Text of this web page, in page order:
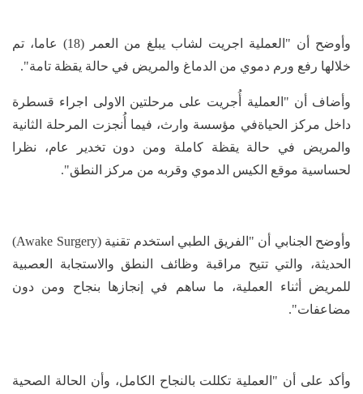
‏وأوضح أن "العملية اجريت لشاب يبلغ من العمر (18) عاما، تم
خلالها رفع ورم دموي من الدماغ والمريض في حالة يقظة تامة".
‏وأضاف أن "العملية أُجريت على مرحلتين الاولى اجراء قسطرة
داخل مركز الحياةفي مؤسسة وارث، فيما أُنجزت المرحلة الثانية
والمريض في حالة يقظة كاملة ومن دون تخدير عام، نظرا
لحساسية موقع الكيس الدموي وقربه من مركز النطق".
‏وأوضح الجنابي أن "الفريق الطبي استخدم تقنية (Awake Surgery)
الحديثة، والتي تتيح مراقبة وظائف النطق والاستجابة العصبية
للمريض أثناء العملية، ما ساهم في إنجازها بنجاح ومن دون
مضاعفات".
‏وأكد على أن "العملية تكللت بالنجاح الكامل، وأن الحالة الصحية